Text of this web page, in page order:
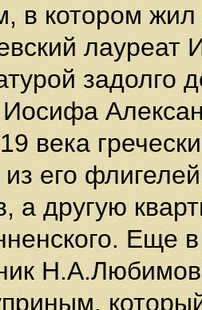
котором жил
лауреат
задолго
века
его
а другую
Еще